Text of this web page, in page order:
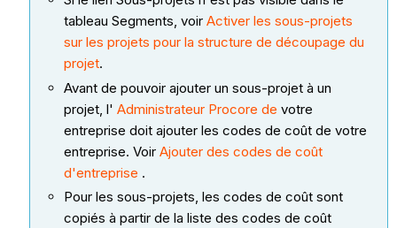
tableau Segments, voir Activerles sous-projets
sur les projets pour la structure de découpage du
projet.
Avant de pouvoir ajouter un sous-projet à un
projet, l' Administrateur Procore de votre
entreprise doit ajouter les codes de coût de votre
entreprise. Voir Ajouter des codes de coût
d'entreprise .
Pour les sous-projets, les codes de coût sont
copiés à partir de la liste des codes de coût